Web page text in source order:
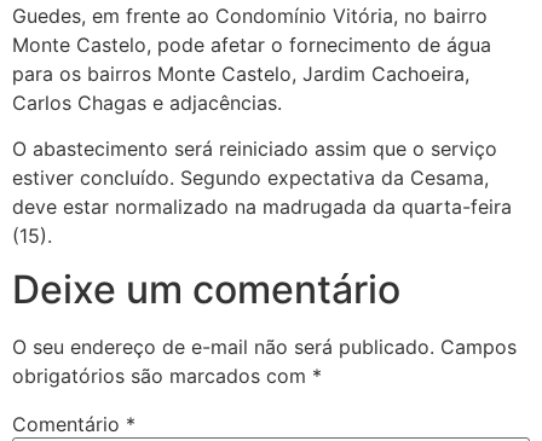
Guedes, em frente ao Condomínio Vitória, no bairro
Monte Castelo, pode afetar o fornecimento de água
para os bairros Monte Castelo, Jardim Cachoeira,
Carlos Chagas e adjacências.
O abastecimento será reiniciado assim que o serviço
estiver concluído. Segundo expectativa da Cesama,
deve estar normalizado na madrugada da quarta-feira
(15).
Deixe um comentário
O seu endereço de e-mail não será publicado. Campos
obrigatórios são marcados com *
Comentário *